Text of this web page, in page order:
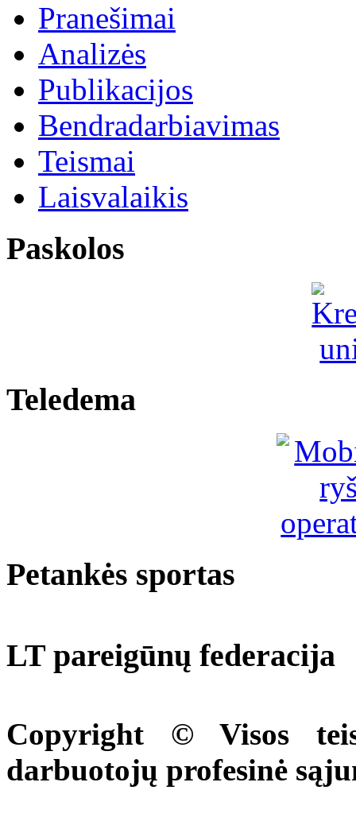
Pranešimai
Analizės
Publikacijos
Bendradarbiavimas
Teismai
Laisvalaikis
Paskolos
Teledema
Petankės sportas
LT pareigūnų federacija
Copyright © Visos
darbuotojų profesinė